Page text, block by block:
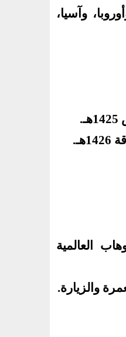
وآسيا،
العالمية
والزيارة.